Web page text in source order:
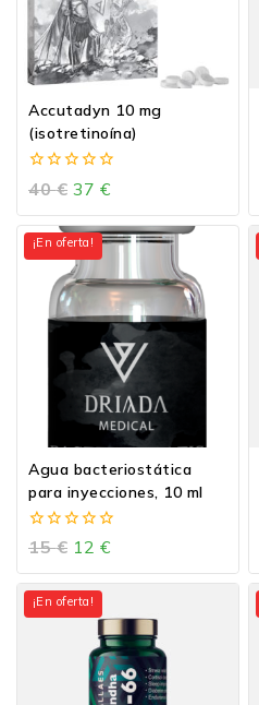
Accutadyn 10 mg
(isotretinoína)
0
de
5
40€ 37 €
¡En oferta!
Agua bacteriostática
para inyecciones, 10 ml
0
de
5
15€ 12 €
¡En oferta!